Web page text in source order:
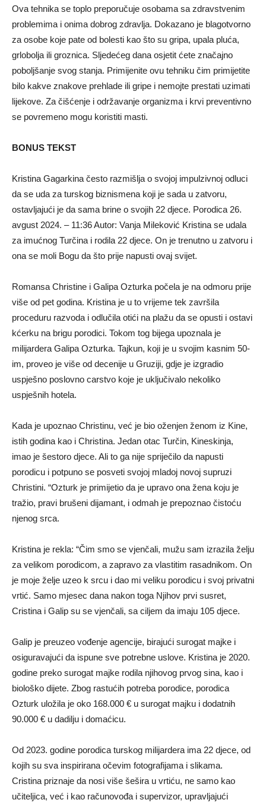
Ova tehnika se toplo preporučuje osobama sa zdravstvenim
problemima i onima dobrog zdravlja. Dokazano je blagotvorno
za osobe koje pate od bolesti kao što su gripa, upala pluća,
grlobolja ili groznica. Sljedećeg dana osjetit ćete značajno
poboljšanje svog stanja. Primijenite ovu tehniku ​​čim primijetite
bilo kakve znakove prehlade ili gripe i nemojte prestati uzimati
lijekove. Za čišćenje i održavanje organizma i krvi preventivno
se povremeno mogu koristiti masti.
BONUS TEKST
Kristina Gagarkina često razmišlja o svojoj impulzivnoj odluci
da se uda za turskog biznismena koji je sada u zatvoru,
ostavljajući je da sama brine o svojih 22 djece. Porodica 26.
avgust 2024. – 11:36 Autor: Vanja Mileković Kristina se udala
za imućnog Turčina i rodila 22 djece. On je trenutno u zatvoru i
ona se moli Bogu da što prije napusti ovaj svijet.
Romansa Christine i Galipa Ozturka počela je na odmoru prije
više od pet godina. Kristina je u to vrijeme tek završila
proceduru razvoda i odlučila otići na plažu da se opusti i ostavi
kćerku na brigu porodici. Tokom tog bijega upoznala je
milijardera Galipa Ozturka. Tajkun, koji je u svojim kasnim 50-
im, proveo je više od decenije u Gruziji, gdje je izgradio
uspješno poslovno carstvo koje je uključivalo nekoliko
uspješnih hotela.
Kada je upoznao Christinu, već je bio oženjen ženom iz Kine,
istih godina kao i Christina. Jedan otac Turčin, Kineskinja,
imao je šestoro djece. Ali to ga nije spriječilo da napusti
porodicu i potpuno se posveti svojoj mladoj novoj supruzi
Christini. “Ozturk je primijetio da je upravo ona žena koju je
tražio, pravi brušeni dijamant, i odmah je prepoznao čistoću
njenog srca.
Kristina je rekla: “Čim smo se vjenčali, mužu sam izrazila želju
za velikom porodicom, a zapravo za vlastitim rasadnikom. On
je moje želje uzeo k srcu i dao mi veliku porodicu i svoj privatni
vrtić. Samo mjesec dana nakon toga Njihov prvi susret,
Cristina i Galip su se vjenčali, sa ciljem da imaju 105 djece.
Galip je preuzeo vođenje agencije, birajući surogat majke i
osiguravajući da ispune sve potrebne uslove. Kristina je 2020.
godine preko surogat majke rodila njihovog prvog sina, kao i
biološko dijete. Zbog rastućih potreba porodice, porodica
Ozturk uložila je oko 168.000 € u surogat majku i dodatnih
90.000 € u dadilju i domaćicu.
Od 2023. godine porodica turskog milijardera ima 22 djece, od
kojih su sva inspirirana očevim fotografijama i slikama.
Cristina priznaje da nosi više šešira u vrtiću, ne samo kao
učiteljica, već i kao računovođa i supervizor, upravljajući